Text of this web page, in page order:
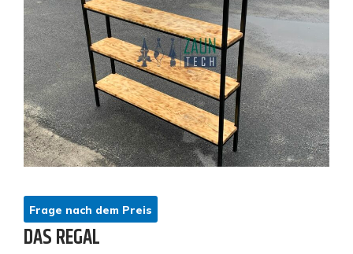
Frage nach dem Preis
DAS REGAL